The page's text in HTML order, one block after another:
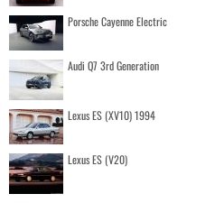
Porsche Cayenne Electric
Audi Q7 3rd Generation
Lexus ES (XV10) 1994
Lexus ES (V20)